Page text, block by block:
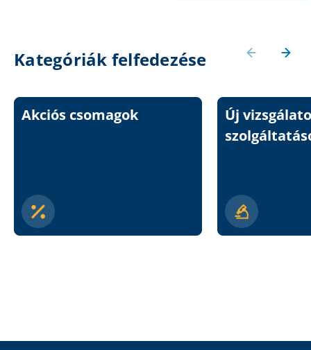
Kategóriák felfedezése
Akciós csomagok
Új